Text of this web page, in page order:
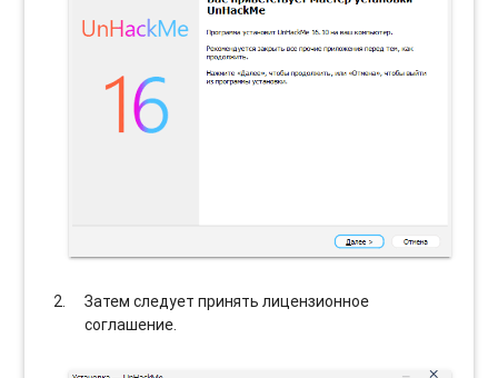
Затем следует принять лицензионное
соглашение.